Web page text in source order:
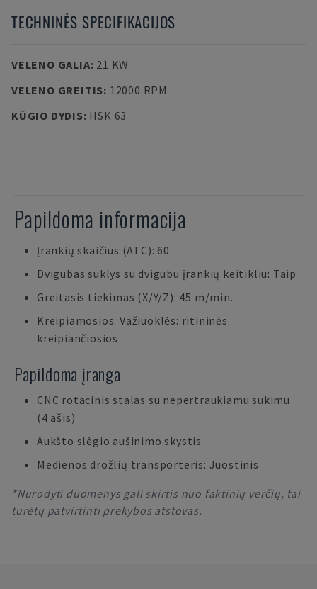
TECHNINĖS SPECIFIKACIJOS
VELENO GALIA: 21 KW
VELENO GREITIS: 12000 RPM
KŪGIO DYDIS: HSK 63
Papildoma informacija
Įrankių skaičius (ATC): 60
Dvigubas suklys su dvigubu įrankių keitikliu: Taip
Greitasis tiekimas (X/Y/Z): 45 m/min.
Kreipiamosios: Važiuoklės: ritininės
kreipiančiosios
Papildoma įranga
CNC rotacinis stalas su nepertraukiamu sukimu
(4 ašis)
Aukšto slėgio aušinimo skystis
Medienos drožlių transporteris: Juostinis
*Nurodyti duomenys gali skirtis nuo faktinių verčių, tai
turėtų patvirtinti prekybos atstovas.